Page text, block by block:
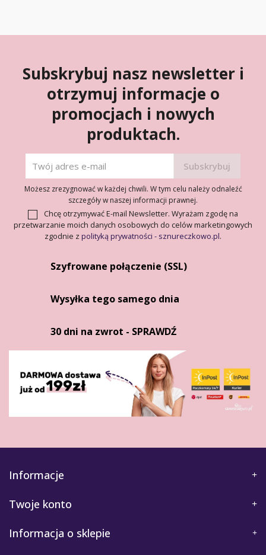
Subskrybuj nasz newsletter i
otrzymuj informacje o
promocjach i nowych
produktach.
Możesz zrezygnować w każdej chwili. W tym celu należy odnaleźć
szczegóły w naszej informacji prawnej.
Chcę otrzymywać E-mail Newsletter. Wyrażam zgodę na
przetwarzanie moich danych osobowych do celów marketingowych
zgodnie z polityką prywatności - sznureczkowo.pl.
Szyfrowane połączenie (SSL)
Wysyłka tego samego dnia
30 dni na zwrot - SPRAWDŹ
Informacje
Twoje konto
Informacja o sklepie